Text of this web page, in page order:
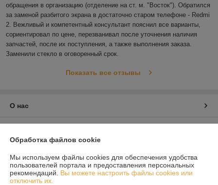
обращения в организацию (отделение на ст. м. "Восток"). Обратился
за заменой разбитого экрана в достаточно старом телефоне - Redmi
2. Вежливый и компетентный консультант пояснил все варианты,
сориентировал по цене, перезванивал после уточнения наличия
запчастей, после их поступления, а также выполнения заказа.
Заменили стекло в оговоренный срок.
Показать все отзывы
О нас
График работы
Обработка файлов cookie
Мы используем файлы cookies для обеспечения удобства
пользователей портала и предоставления персональных
рекомендаций. Вы можете настроить файлы cookies или
отключить их.